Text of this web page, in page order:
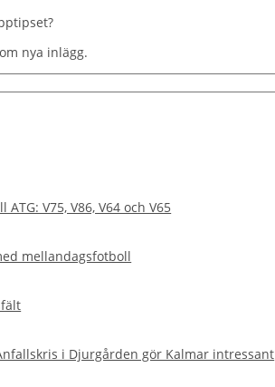
nya inlägg.
ATG: V75, V86, V64 och V65
mellandagsfotboll
i Djurgården gör Kalmar intressant